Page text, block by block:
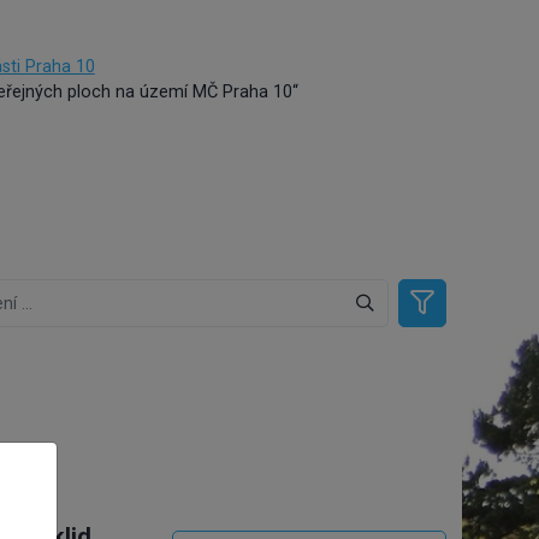
Praha 10
ploch na území MČ Praha 10“